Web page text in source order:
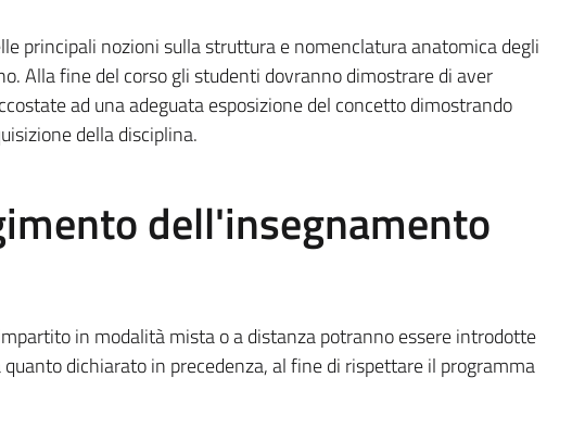
principali nozioni sulla struttura e nomenclatura anatomica degli
Alla fine del corso gli studenti dovranno dimostrare di aver
ad una adeguata esposizione del concetto dimostrando
della disciplina.
dell'insegnamento
in modalità mista o a distanza potranno essere introdotte
dichiarato in precedenza, al fine di rispettare il programma